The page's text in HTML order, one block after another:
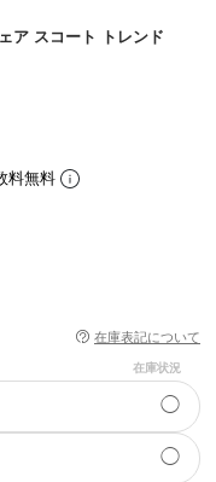
ア スコート トレンド
料無料
在庫表記について
在庫状況
◯
◯